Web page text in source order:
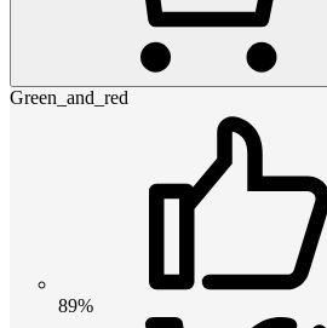
Green_and_red
89%